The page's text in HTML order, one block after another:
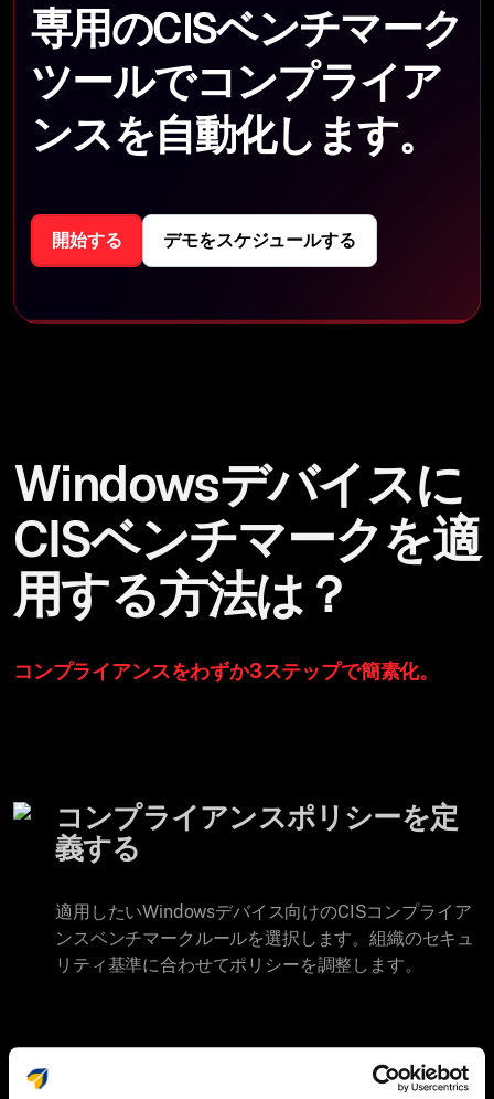
専用のCISベンチマーク
ツールでコンプライア
ンスを自動化します。
開始する デモをスケジュールする
Windowsデバイスに
CISベンチマークを適
用する方法は？
コンプライアンスをわずか3ステップで簡素化。
コンプライアンスポリシーを定
義する
適用したいWindowsデバイス向けのCISコンプライア
ンスベンチマークルールを選択します。組織のセキュ
リティ基準に合わせてポリシーを調整します。
デバイスのコンプライアンスを